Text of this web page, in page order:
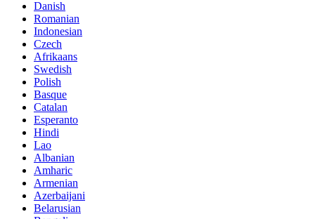
Danish
Romanian
Indonesian
Czech
Afrikaans
Swedish
Polish
Basque
Catalan
Esperanto
Hindi
Lao
Albanian
Amharic
Armenian
Azerbaijani
Belarusian